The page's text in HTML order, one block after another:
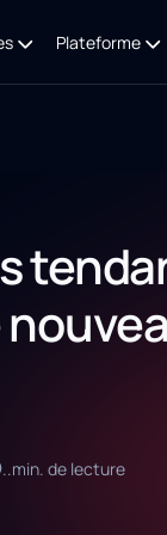
Plateforme
..min. de lecture